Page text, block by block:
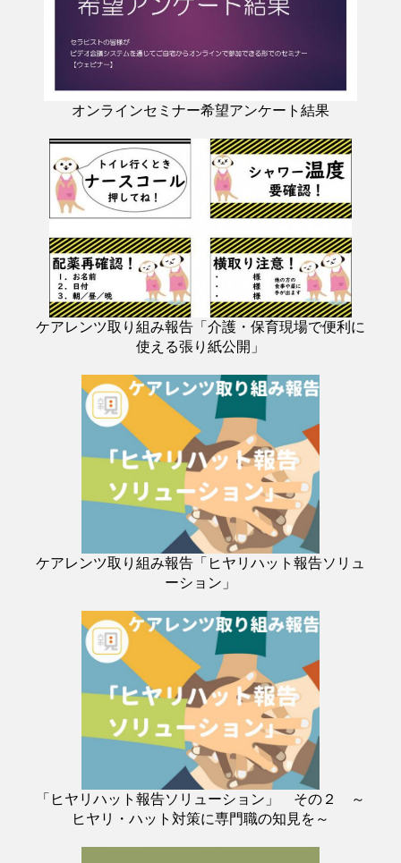
オンラインセミナー希望アンケート結果
ケアレンツ取り組み報告「介護・保育現場で便利に
使える張り紙公開」
ケアレンツ取り組み報告「ヒヤリハット報告ソリュ
ーション」
「ヒヤリハット報告ソリューション」 その２ ～
ヒヤリ・ハット対策に専門職の知見を～